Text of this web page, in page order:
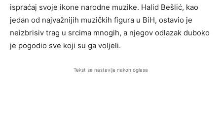
ispraćaj svoje ikone narodne muzike. Halid Bešlić, kao
jedan od najvažnijih muzičkih figura u BiH, ostavio je
neizbrisiv trag u srcima mnogih, a njegov odlazak duboko
je pogodio sve koji su ga voljeli.
Tekst se nastavlja nakon oglasa